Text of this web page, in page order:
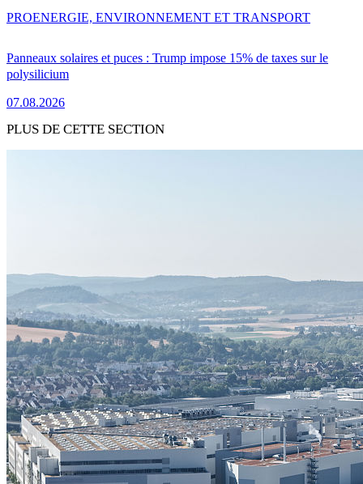
Panneaux solaires et puces : Trump impose 15% de taxes sur le
polysilicium
07.08.2026
PROENERGIE, ENVIRONNEMENT ET TRANSPORT
PLUS DE CETTE SECTION